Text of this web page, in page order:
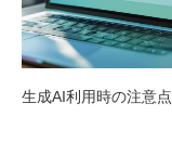
生成AI利用時の注意点